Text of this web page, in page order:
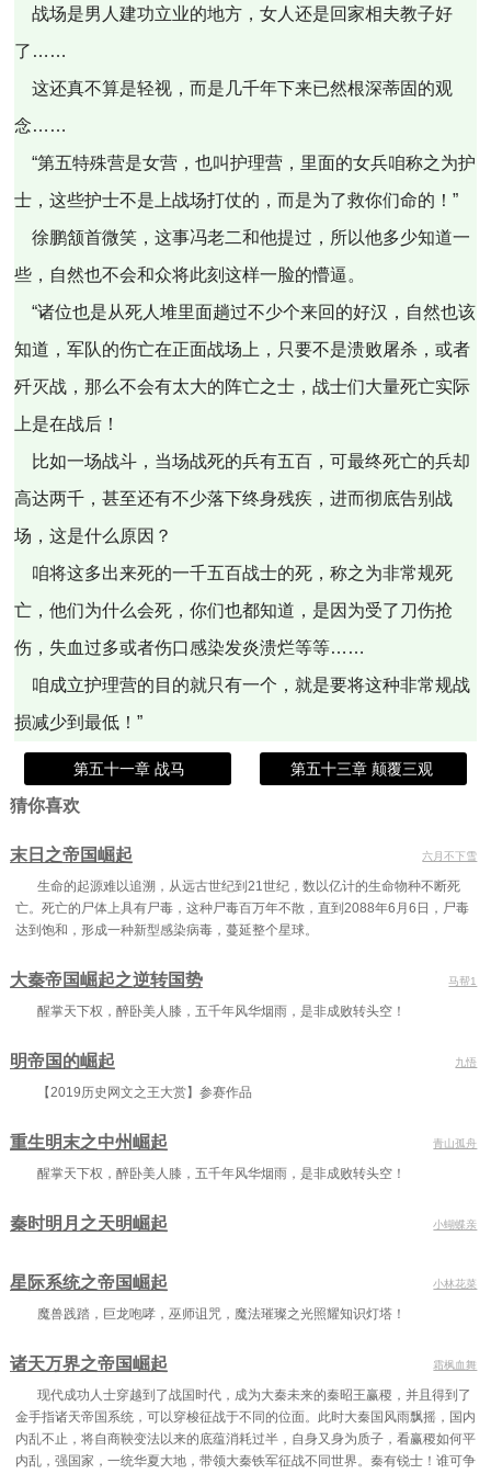
战场是男人建功立业的地方，女人还是回家相夫教子好
了……
这还真不算是轻视，而是几千年下来已然根深蒂固的观
念……
“第五特殊营是女营，也叫护理营，里面的女兵咱称之为护
士，这些护士不是上战场打仗的，而是为了救你们命的！”
徐鹏颔首微笑，这事冯老二和他提过，所以他多少知道一
些，自然也不会和众将此刻这样一脸的懵逼。
“诸位也是从死人堆里面趟过不少个来回的好汉，自然也该
知道，军队的伤亡在正面战场上，只要不是溃败屠杀，或者
歼灭战，那么不会有太大的阵亡之士，战士们大量死亡实际
上是在战后！
比如一场战斗，当场战死的兵有五百，可最终死亡的兵却
高达两千，甚至还有不少落下终身残疾，进而彻底告别战
场，这是什么原因？
咱将这多出来死的一千五百战士的死，称之为非常规死
亡，他们为什么会死，你们也都知道，是因为受了刀伤抢
伤，失血过多或者伤口感染发炎溃烂等等……
咱成立护理营的目的就只有一个，就是要将这种非常规战
损减少到最低！”
第五十一章 战马 第五十三章 颠覆三观
猜你喜欢
末日之帝国崛起 六月不下雪
生命的起源难以追溯，从远古世纪到21世纪，数以亿计的生命物种不断死
亡。死亡的尸体上具有尸毒，这种尸毒百万年不散，直到2088年6月6日，尸毒
达到饱和，形成一种新型感染病毒，蔓延整个星球。
大秦帝国崛起之逆转国势 马帮1
醒掌天下权，醉卧美人膝，五千年风华烟雨，是非成败转头空！
明帝国的崛起 九悟
【2019历史网文之王大赏】参赛作品
重生明末之中州崛起 青山孤舟
醒掌天下权，醉卧美人膝，五千年风华烟雨，是非成败转头空！
秦时明月之天明崛起 小蝴蝶亲
星际系统之帝国崛起 小林花菜
魔兽践踏，巨龙咆哮，巫师诅咒，魔法璀璨之光照耀知识灯塔！
诸天万界之帝国崛起 霜枫血舞
现代成功人士穿越到了战国时代，成为大秦未来的秦昭王赢稷，并且得到了
金手指诸天帝国系统，可以穿梭征战于不同的位面。此时大秦国风雨飘摇，国内
内乱不止，将自商鞅变法以来的底蕴消耗过半，自身又身为质子，看赢稷如何平
内乱，强国家，一统华夏大地，带领大秦铁军征战不同世界。秦有锐士！谁可争